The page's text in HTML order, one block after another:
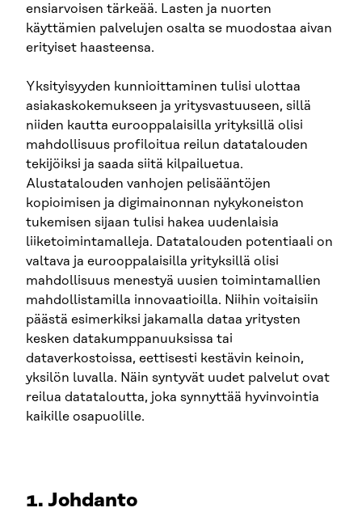
ensiarvoisen tärkeää. Lasten ja nuorten
käyttämien palvelujen osalta se muodostaa aivan
erityiset haasteensa.
Yksityisyyden kunnioittaminen tulisi ulottaa
asiakaskokemukseen ja yritysvastuuseen, sillä
niiden kautta eurooppalaisilla yrityksillä olisi
mahdollisuus profiloitua reilun datatalouden
tekijöiksi ja saada siitä kilpailuetua.
Alustatalouden vanhojen pelisääntöjen
kopioimisen ja digimainonnan nykykoneiston
tukemisen sijaan tulisi hakea uudenlaisia
liiketoimintamalleja. Datatalouden potentiaali on
valtava ja eurooppalaisilla yrityksillä olisi
mahdollisuus menestyä uusien toimintamallien
mahdollistamilla innovaatioilla. Niihin voitaisiin
päästä esimerkiksi jakamalla dataa yritysten
kesken datakumppanuuksissa tai
dataverkostoissa, eettisesti kestävin keinoin,
yksilön luvalla. Näin syntyvät uudet palvelut ovat
reilua datataloutta, joka synnyttää hyvinvointia
kaikille osapuolille.
1. Johdanto